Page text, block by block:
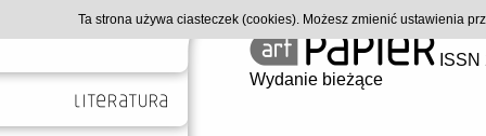
Wydanie bieżące
Ta strona używa ciasteczek (cookies). Możesz zmienić ustawienia